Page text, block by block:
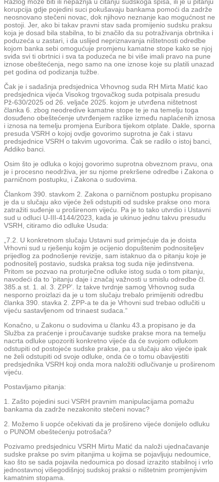
korupcija gdje pojedini suci pokušavaju bankama pomoći da zadrže
neosnovano stečeni novac, dok njihovo neznanje kao mogućnost ne
postoji. Jer, ako bi takav pravni stav sada promijenio sudsku praksu
koja je dosad bila stabilna, to bi značilo da su potraživanja obrtnika i
poduzeća u zastari, i da uslijed nepriznavanja ništetnosti odredbe
kojom banka sebi omogućuje promjenu kamatne stope kako se njoj
sviđa svi ti obrtnici i sva ta poduzeća ne bi više imali pravo na pune
iznose obeštećenja, nego samo na one iznose koje su platili unazad
pet godina od podizanja tužbe.
Čak je i sadašnja predsjednica Vrhovnog suda RH Mirta Matić kao
predsjednica vijeća Visokog trgovačkog suda potpisala presudu
Pž-630/2025 od 26. veljače 2025. kojom je utvrđena ništetnost
članka 6. zbog neodredive kamatne stope te je na temelju toga
dosuđeno obeštećenje utvrđenjem razlike između naplaćenih iznosa
i iznosa na temelju promjena Euribora tijekom otplate. Dakle, sporna
presuda VSRH o kojoj ovdje govorimo suprotna je čak i stavu
predsjednice VSRH o takvim ugovorima. Čak se radilo o istoj banci,
Addiko banci.
Osim što je odluka o kojoj govorimo suprotna obveznom pravu, ona
je i procesno neodrživa, jer su njome prekršene odredbe i Zakona o
parničnom postupku, i Zakona o sudovima.
Člankom 390. stavkom 2. Zakona o parničnom postupku propisano
je da u slučaju ako vijeće želi odstupiti od sudske prakse ono mora
zatražiti suđenje u proširenom vijeću. Pa je to tako utvrdio i Ustavni
sud u odluci U-III-4144/2023, kada je ukinuo jednu takvu presudu
VSRH, citiramo dio odluke Usuda:
„7.2. U konkretnom slučaju Ustavni sud primjećuje da je doista
Vrhovni sud u rješenju kojim je ocijenio dopuštenim podnositeljev
prijedlog za podnošenje revizije, sam istaknuo da o pitanju koje je
podnositelj postavio, sudska praksa tog suda nije jedinstvena.
Pritom se pozvao na proturječne odluke istog suda o tom pitanju,
navodeći da to ‘pitanju daje i značaj važnosti u smislu odredbe čl.
385.a st. 1. al. 3. ZPP’. Iz takve tvrdnje samog Vrhovnog suda
nesporno proizlazi da je u tom slučaju trebalo primijeniti odredbu
članka 390. stavka 2. ZPP-a te da je Vrhovni sud trebao odlučiti u
vijeću sastavljenom od trinaest sudaca.“
Konačno, u Zakonu o sudovima u članku 43.a propisano je da
Služba za praćenje i proučavanje sudske prakse mora na temelju
nacrta odluke upozoriti konkretno vijeće da će svojom odlukom
odstupiti od postojeće sudske prakse, pa u slučaju ako vijeće ipak
ne želi odstupiti od svoje odluke, onda će o tomu obavijestiti
predsjednika VSRH koji onda mora naložiti odlučivanje u proširenom
vijeću.
Postavljamo pitanja:
1. Zašto pojedini suci VSRH pravnim manipulacijama pomažu
bankama da zadrže nezakonito stečeni novac?
2. Možemo li uopće očekivati da je prošireno vijeće donijelo odluku
o PUNOM obeštećenju potrošača?
Pozivamo predsjednicu VSRH Mirtu Matić da naloži ujednačavanje
sudske prakse po svim pitanjima u kojima se pojavljuju nedoumice,
kao što se sada pojavila nedoumica po dosad izrazito stabilnoj i vrlo
jednostavnoj višegodišnjoj sudskoj praksi o ništetnim promjenjivim
kamatnim stopama.